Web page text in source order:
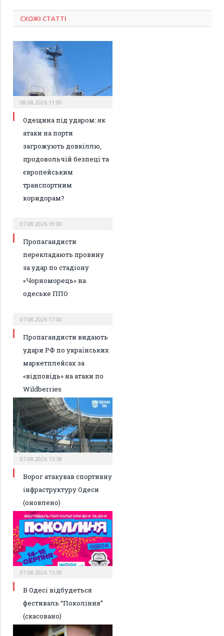
СХОЖІ СТАТТІ
08.08.2026 11:00
Одещина під ударом: як
атаки на порти
загрожують довкіллю,
продовольчій безпеці та
європейським
транспортним
коридорам?
07.08.2026 19:00
Пропагандисти
перекладають провину
за удар по стадіону
«Чорноморець» на
одеське ППО
07.08.2026 17:00
Пропагандисти видають
удари РФ по українських
маркетплейсах за
«відповідь» на атаки по
Wildberries
07.08.2026 15:58
Ворог атакував спортивну
інфраструктуру Одеси
(оновлено)
07.08.2026 15:30
В Одесі відбудеться
фестиваль “Покоління”
(скасовано)